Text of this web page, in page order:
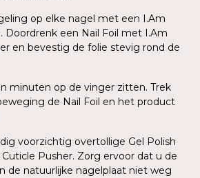
op elke nagel met een I.Am
Doordrenk een Nail Foil met I.Am
en bevestig de folie stevig rond de
minuten op de vinger zitten. Trek
de Nail Foil en het product
voorzichtig overtollige Gel Polish
Pusher. Zorg ervoor dat u de
de natuurlijke nagelplaat niet weg